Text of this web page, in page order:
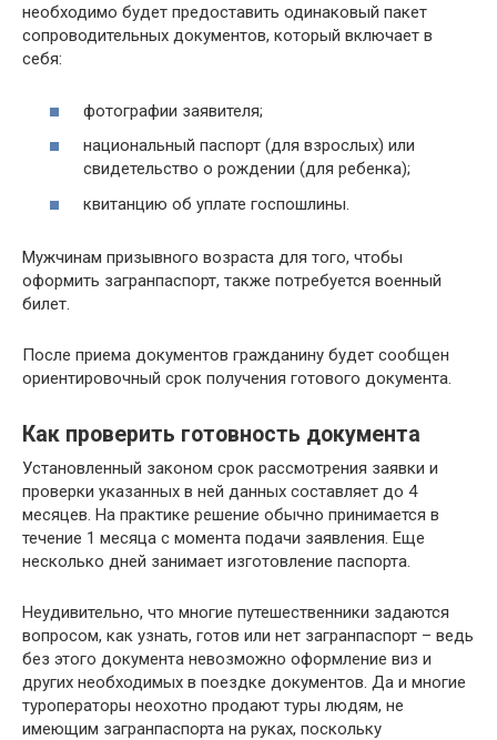
необходимо будет предоставить одинаковый пакет
сопроводительных документов, который включает в
себя:
фотографии заявителя;
национальный паспорт (для взрослых) или
свидетельство о рождении (для ребенка);
квитанцию об уплате госпошлины.
Мужчинам призывного возраста для того, чтобы
оформить загранпаспорт, также потребуется военный
билет.
После приема документов гражданину будет сообщен
ориентировочный срок получения готового документа.
Как проверить готовность документа
Установленный законом срок рассмотрения заявки и
проверки указанных в ней данных составляет до 4
месяцев. На практике решение обычно принимается в
течение 1 месяца с момента подачи заявления. Еще
несколько дней занимает изготовление паспорта.
Неудивительно, что многие путешественники задаются
вопросом, как узнать, готов или нет загранпаспорт – ведь
без этого документа невозможно оформление виз и
других необходимых в поездке документов. Да и многие
туроператоры неохотно продают туры людям, не
имеющим загранпаспорта на руках, поскольку